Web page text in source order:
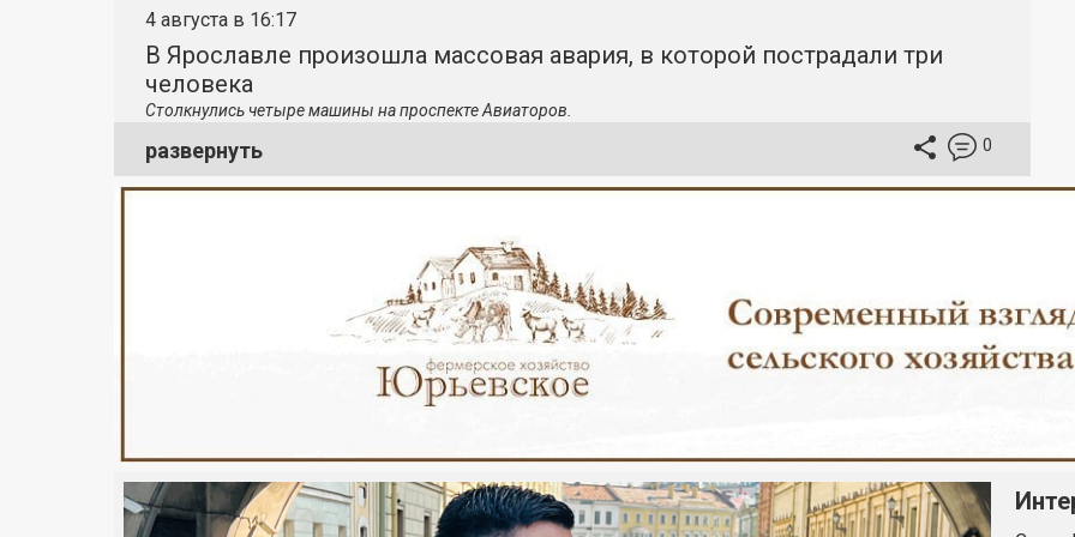
4 августа в 16:17
В Ярославле произошла массовая авария, в которой пострадали три
человека
Столкнулись четыре машины на проспекте Авиаторов.
развернуть 0